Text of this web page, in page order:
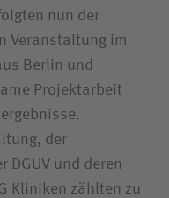
nun der
Veranstaltung im
Berlin und
Projektarbeit
der
DGUV und deren
Kliniken zählten zu